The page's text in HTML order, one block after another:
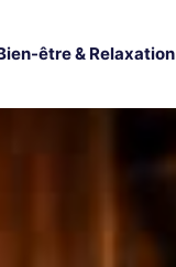
être & Relaxation